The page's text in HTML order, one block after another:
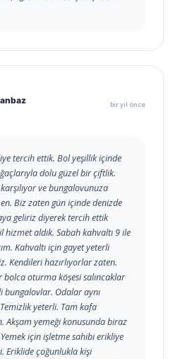
bir yıl önce
tercih ettik. Bol yeşillik içinde
dolu güzel bir çiftlik.
ve bungalovunuza
Biz zaten gün içinde denizde
geliriz diyerek tercih ettik
hizmet aldık. Sabah kahvaltı 9 ile
Kahvaltı için gayet yeterli
Kendileri hazırlıyorlar zaten.
bolca oturma köşesi salıncaklar
bungalovlar. Odalar aynı
yeterli. Tam kafa
Akşam yemeği konusunda biraz
Yemek için işletme sahibi erikliye
Eriklide çoğunlukla kişi